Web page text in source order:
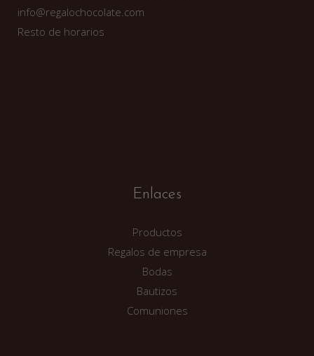
info@regalochocolate.com
Resto de horarios
Enlaces
Productos
Regalos de empresa
Bodas
Bautizos
Comuniones